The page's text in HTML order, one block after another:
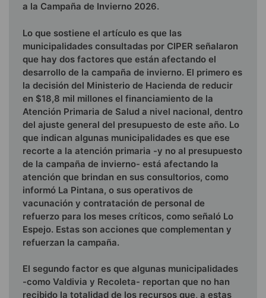
a la Campaña de Invierno 2026.
Lo que sostiene el artículo es que las
municipalidades consultadas por CIPER señalaron
que hay dos factores que están afectando el
desarrollo de la campaña de invierno. El primero es
la decisión del Ministerio de Hacienda de reducir
en $18,8 mil millones el financiamiento de la
Atención Primaria de Salud a nivel nacional, dentro
del ajuste general del presupuesto de este año. Lo
que indican algunas municipalidades es que ese
recorte a la atención primaria -y no al presupuesto
de la campaña de invierno- está afectando la
atención que brindan en sus consultorios, como
informó La Pintana, o sus operativos de
vacunación y contratación de personal de
refuerzo para los meses críticos, como señaló Lo
Espejo. Estas son acciones que complementan y
refuerzan la campaña.
El segundo factor es que algunas municipalidades
-como Valdivia y Recoleta- reportan que no han
recibido la totalidad de los recursos que, a estas